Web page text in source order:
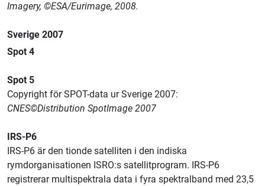
Imagery, ©ESA/Eurimage, 2008.
Sverige 2007
Spot 4
Spot 5
Copyright för SPOT-data ur Sverige 2007:
CNES©Distribution SpotImage 2007
IRS-P6
IRS-P6 är den tionde satelliten i den indiska
rymdorganisationen ISRO:s satellitprogram. IRS-P6
registrerar multispektrala data i fyra spektralband med 23,5